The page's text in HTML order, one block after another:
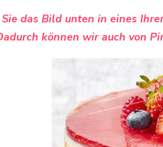
das Bild unten in eines
können wir auch von